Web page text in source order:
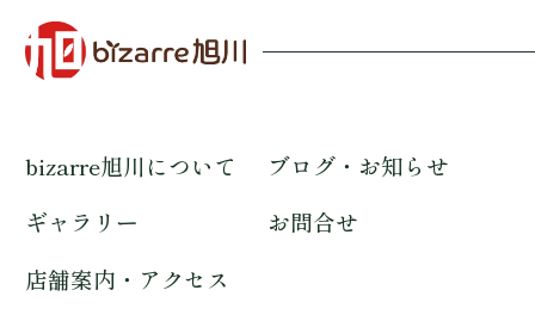
bizarre旭川について
ブログ・お知らせ
ギャラリー
お問合せ
店舗案内・アクセス